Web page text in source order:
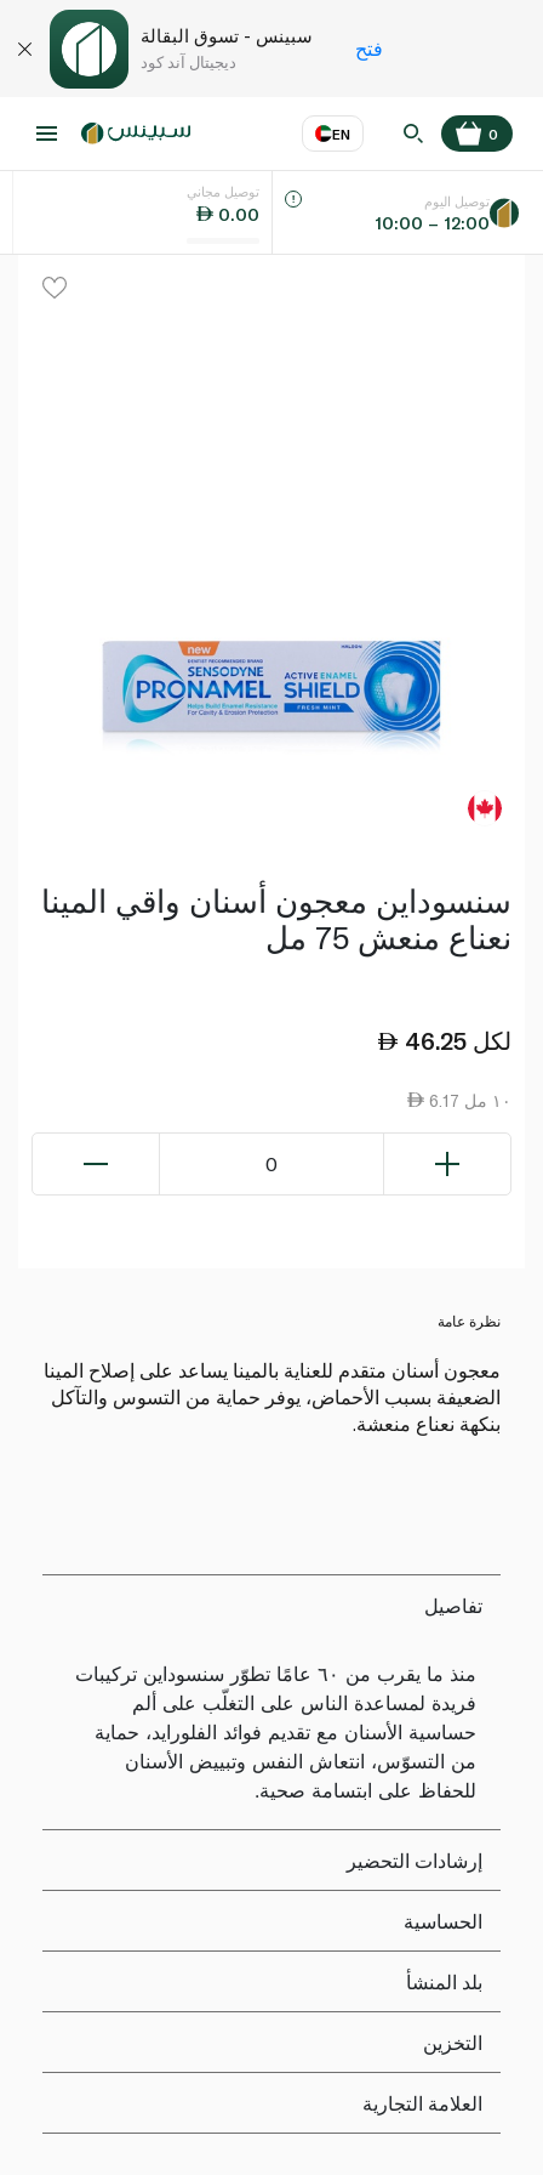
سبينس - تسوق البقالة
ديجيتال آند كود
فتح
EN
اللغة عر
0
توصيل مجاني
0.00
توصيل اليوم
10:00 – 12:00
سنسوداين معجون أسنان واقي المينا
نعناع منعش 75 مل
46.25 لكل
6.17 ١٠ مل
0
نظرة عامة
معجون أسنان متقدم للعناية بالمينا يساعد على إصلاح المينا
الضعيفة بسبب الأحماض، يوفر حماية من التسوس والتآكل
بنكهة نعناع منعشة.
تفاصيل
منذ ما يقرب من ٦٠ عامًا تطوّر سنسوداين تركيبات
فريدة لمساعدة الناس على التغلّب على ألم
حساسية الأسنان مع تقديم فوائد الفلورايد، حماية
من التسوّس، انتعاش النفس وتبييض الأسنان
للحفاظ على ابتسامة صحية.
إرشادات التحضير
الحساسية
بلد المنشأ
التخزين
العلامة التجارية